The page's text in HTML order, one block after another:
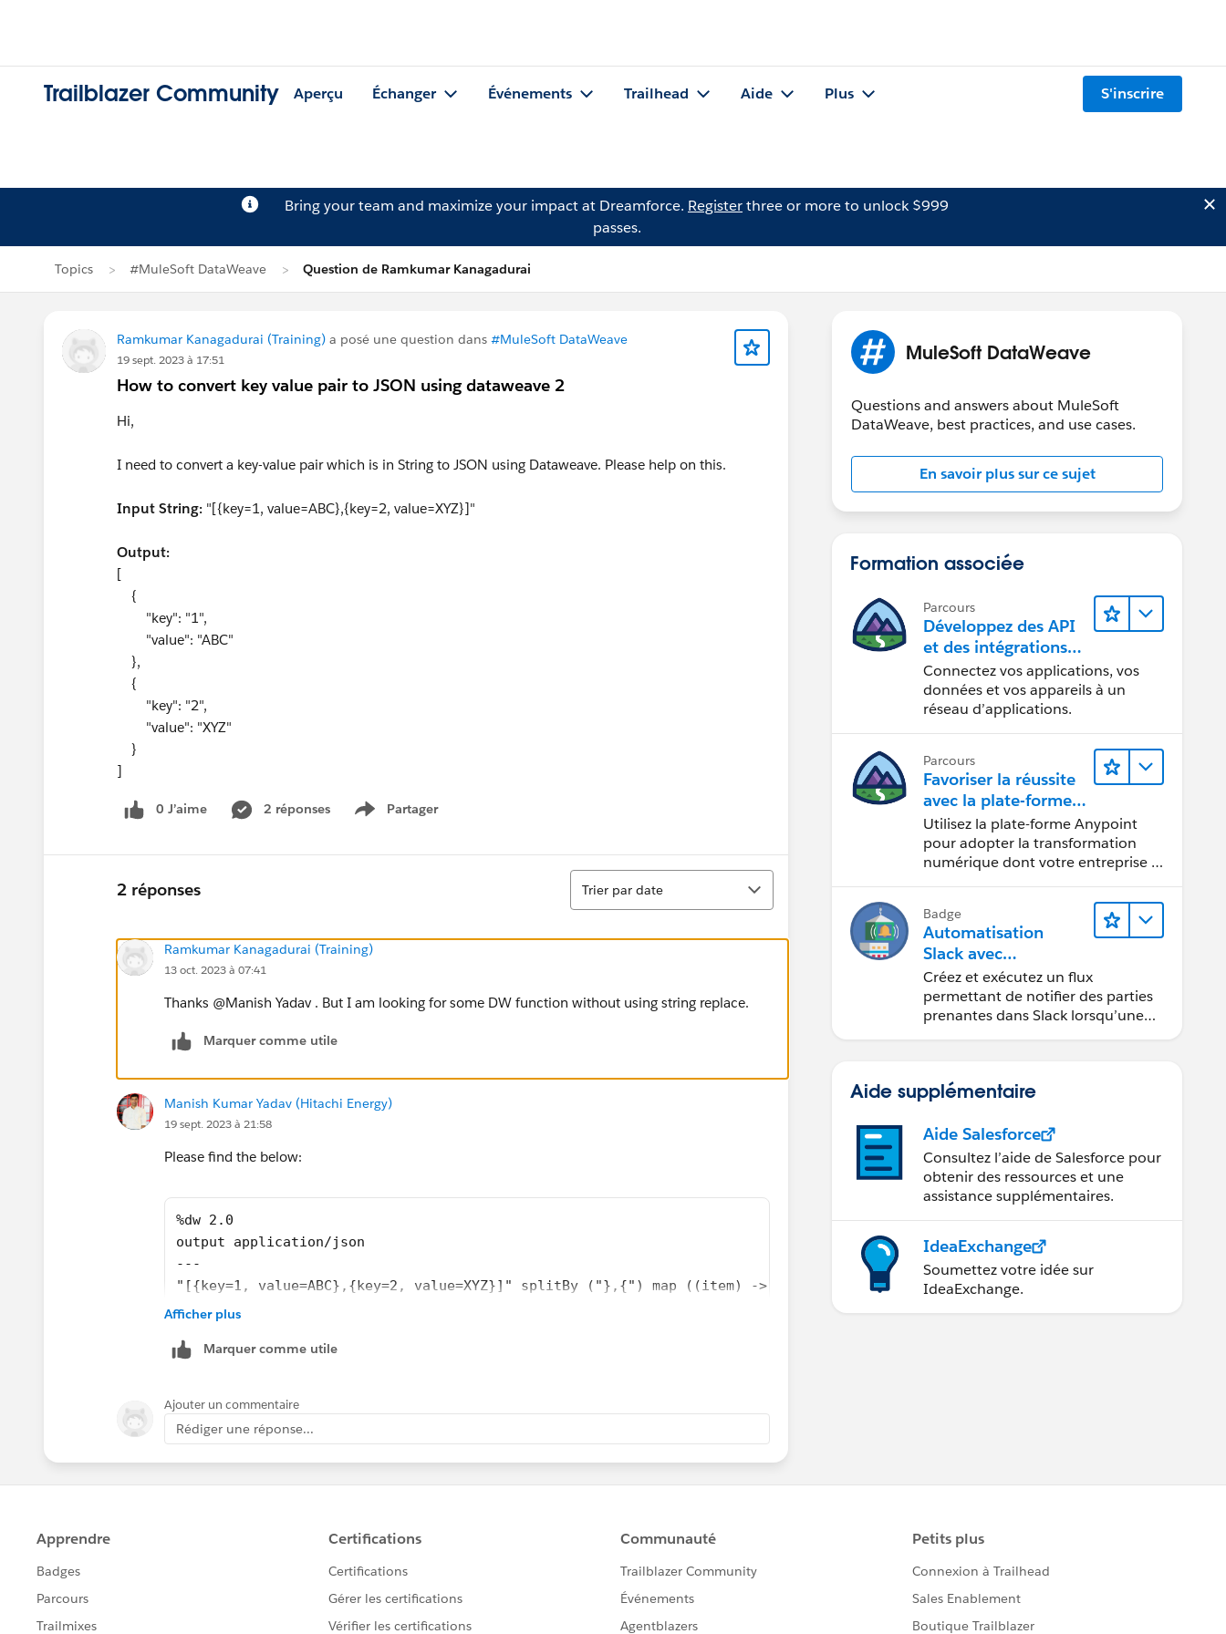
Trailblazer Community Aperçu Échanger Événements Trailhead Aide Plus S'inscrire
Bring your team and maximize your impact at Dreamforce. Registerthree or more to unlock $999
passes.
Topics #MuleSoft DataWeave Question de Ramkumar Kanagadurai
Ramkumar Kanagadurai (Training) a posé une question dans #MuleSoft DataWeave
19 sept. 2023 à 17:51
How to convert key value pair to JSON using dataweave 2
Hi,
I need to convert a key-value pair which is in String to JSON using Dataweave. Please help on this.
Input String: "[{key=1, value=ABC},{key=2, value=XYZ}]"
Output:
[
{
"key": "1",
"value": "ABC"
},
{
"key": "2",
"value": "XYZ"
}
]
0 J’aime 2 réponses Partager
Show menu
2 réponses
Tri
Trier par date
Ramkumar Kanagadurai (Training)
13 oct. 2023 à 07:41
Thanks @Manish Yadav​ . But I am looking for some DW function without using string replace.
Marquer comme utile
Manish Kumar Yadav (Hitachi Energy)
19 sept. 2023 à 21:58
Please find the below:
%dw 2.0
output application/json
---
"[{key=1, value=ABC},{key=2, value=XYZ}]" splitBy ("},{") map ((item) -> item replace /(\[\{)|(\])|(\})/ with "" splitBy (",")
    "$((trim(in) splitBy "=")[0])": (trim(in) splitBy "=")[1]
  ($)
Out:
Afficher plus
Marquer comme utile
Ajouter un commentaire
Rédiger une réponse...
MuleSoft DataWeave
Questions and answers about MuleSoft
DataWeave, best practices, and use cases.
En savoir plus sur ce sujet
Formation associée
Parcours
Développez des API
et des intégrations
formidables avec
MuleSoft
Connectez vos applications, vos
données et vos appareils à un
réseau d’applications.
Parcours
Favoriser la réussite
avec la plate-forme
Anypoint de
MuleSoft
Utilisez la plate-forme Anypoint
pour adopter la transformation
numérique dont votre entreprise a
Badge
Automatisation
Slack avec
MuleSoft Composer
Créez et exécutez un flux
permettant de notifier des parties
prenantes dans Slack lorsqu’une
Aide supplémentaire
Aide Salesforce
Consultez l’aide de Salesforce pour
obtenir des ressources et une
assistance supplémentaires.
IdeaExchange
Soumettez votre idée sur
IdeaExchange.